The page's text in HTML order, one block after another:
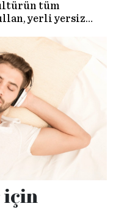
tüm
yerli yersiz
için